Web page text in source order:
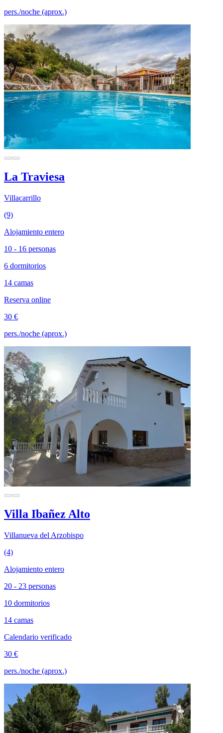
pers./noche (aprox.)
La Traviesa
Villacarrillo
(9)
Alojamiento entero
10 - 16 personas
6 dormitorios
14 camas
Reserva online
30 €
pers./noche (aprox.)
Villa Ibañez Alto
Villanueva del Arzobispo
(4)
Alojamiento entero
20 - 23 personas
10 dormitorios
14 camas
Calendario verificado
30 €
pers./noche (aprox.)